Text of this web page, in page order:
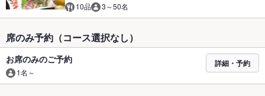
10品 3～50名
席のみ予約（コース選択なし）
お席のみのご予約
1名～
詳細・予約